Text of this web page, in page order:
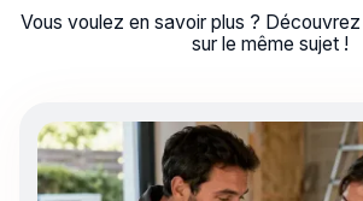
Vous voulez en savoir plus ?
sur le même sujet !